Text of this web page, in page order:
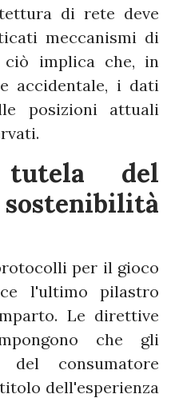
di rete deve
meccanismi di
ciò implica che, in
accidentale, i dati
posizioni attuali
del
per il gioco
l'ultimo pilastro
Le direttive
che gli
consumatore
dell'esperienza